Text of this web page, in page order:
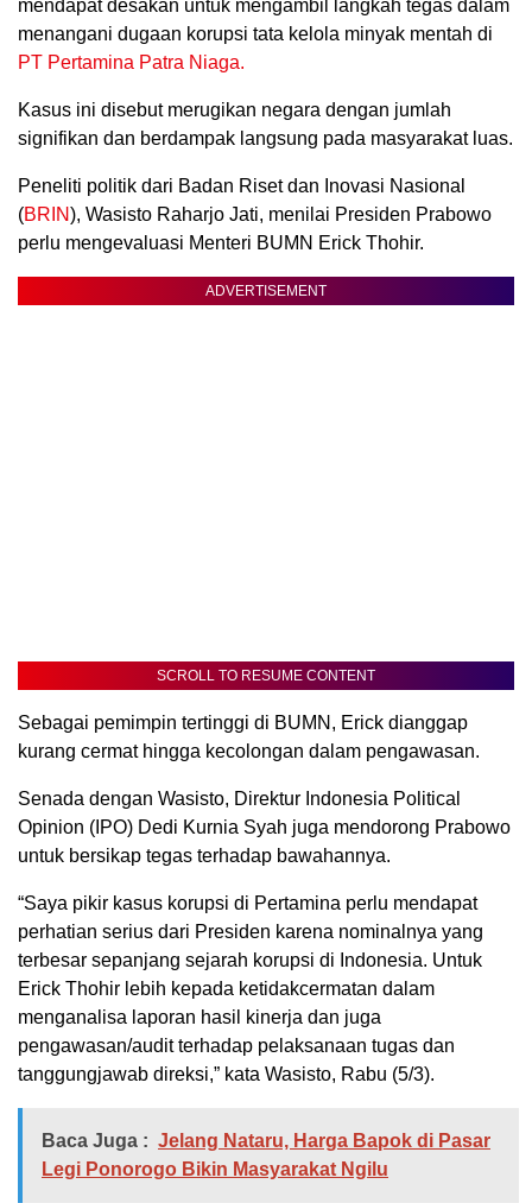
mendapat desakan untuk mengambil langkah tegas dalam
menangani dugaan korupsi tata kelola minyak mentah di
PT Pertamina Patra Niaga.
Kasus ini disebut merugikan negara dengan jumlah
signifikan dan berdampak langsung pada masyarakat luas.
Peneliti politik dari Badan Riset dan Inovasi Nasional
(BRIN), Wasisto Raharjo Jati, menilai Presiden Prabowo
perlu mengevaluasi Menteri BUMN Erick Thohir.
ADVERTISEMENT
SCROLL TO RESUME CONTENT
Sebagai pemimpin tertinggi di BUMN, Erick dianggap
kurang cermat hingga kecolongan dalam pengawasan.
Senada dengan Wasisto, Direktur Indonesia Political
Opinion (IPO) Dedi Kurnia Syah juga mendorong Prabowo
untuk bersikap tegas terhadap bawahannya.
“Saya pikir kasus korupsi di Pertamina perlu mendapat
perhatian serius dari Presiden karena nominalnya yang
terbesar sepanjang sejarah korupsi di Indonesia. Untuk
Erick Thohir lebih kepada ketidakcermatan dalam
menganalisa laporan hasil kinerja dan juga
pengawasan/audit terhadap pelaksanaan tugas dan
tanggungjawab direksi,” kata Wasisto, Rabu (5/3).
Baca Juga : Jelang Nataru, Harga Bapok di Pasar
Legi Ponorogo Bikin Masyarakat Ngilu